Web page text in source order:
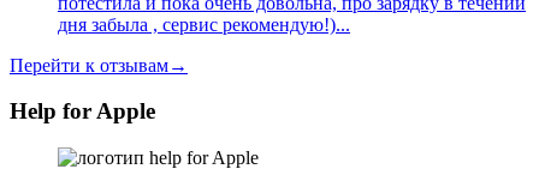
дня забыла , сервис рекомендую!)...
Перейти к отзывам→
Help for Apple